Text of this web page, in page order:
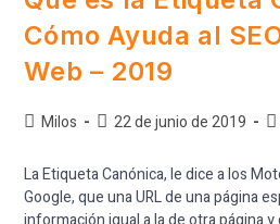
Cómo Ayuda al
Web – 2019
Milos 22 de junio de 2019
La Etiqueta Canónica, le dice a los
Google, que una URL de una página